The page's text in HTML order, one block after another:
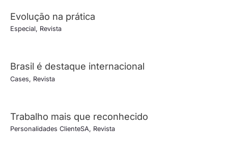
Evolução na prática
Especial, Revista
Brasil é destaque internacional
Cases, Revista
Trabalho mais que reconhecido
Personalidades ClienteSA, Revista